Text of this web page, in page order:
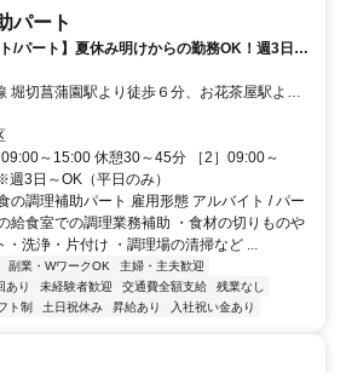
パート
/パート】夏休み明けからの勤務OK！週3日～
堀切菖蒲園駅より徒歩６分、お花茶屋駅より
～15:00 休憩30～45分 ［2］09:00～
3日～OK（平日のみ）
の調理補助パート 雇用形態 アルバイト / パー
給食室での調理業務補助 ・食材の切りものや
・洗浄・片付け ・調理場の清掃など ...
副業・WワークOK
主婦・主夫歓迎
あり 未経験者歓迎 交通費全額支給
残業なし
ト制 土日祝休み 昇給あり 入社祝い金あり